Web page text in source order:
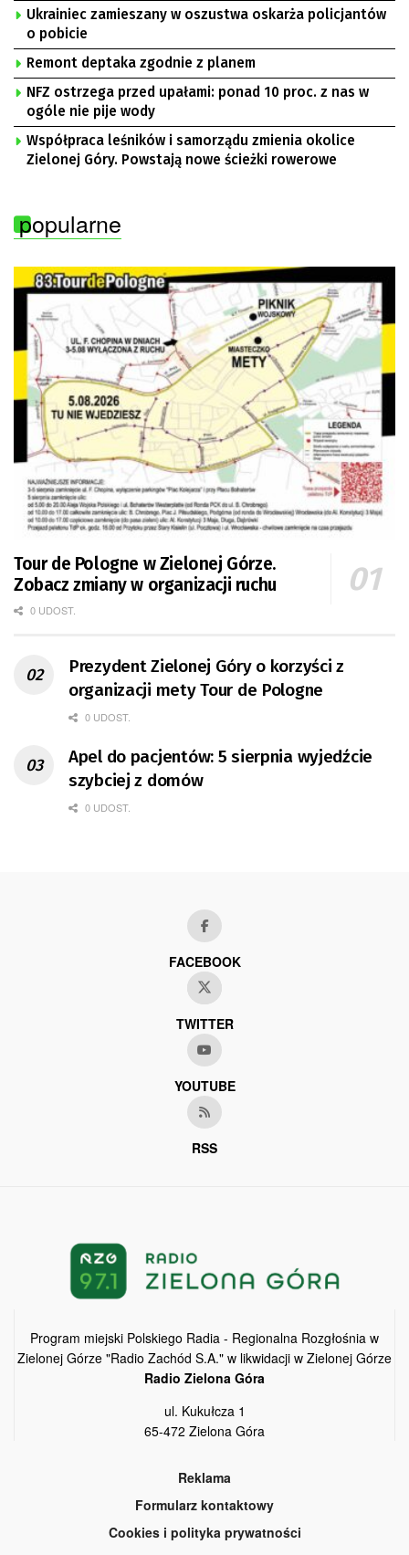
Ukrainiec zamieszany w oszustwa oskarża policjantów
o pobicie
Remont deptaka zgodnie z planem
NFZ ostrzega przed upałami: ponad 10 proc. z nas w
ogóle nie pije wody
Współpraca leśników i samorządu zmienia okolice
Zielonej Góry. Powstają nowe ścieżki rowerowe
popularne
Tour de Pologne w Zielonej Górze.
Zobacz zmiany w organizacji ruchu
0 UDOST.
Prezydent Zielonej Góry o korzyści z
organizacji mety Tour de Pologne
0 UDOST.
Apel do pacjentów: 5 sierpnia wyjedźcie
szybciej z domów
0 UDOST.
FACEBOOK
TWITTER
YOUTUBE
RSS
Program miejski Polskiego Radia - Regionalna Rozgłośnia w
Zielonej Górze "Radio Zachód S.A." w likwidacji w Zielonej Górze
Radio Zielona Góra
ul. Kukułcza 1
65-472 Zielona Góra
Reklama
Formularz kontaktowy
Cookies i polityka prywatności